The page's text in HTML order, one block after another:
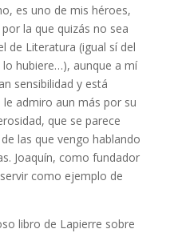
es uno de mis héroes,
la que quizás no sea
de Literatura (igual sí del
hubiere…), aunque a mí
sensibilidad y está
admiro aun más por su
que se parece
las que vengo hablando
Joaquín, como fundador
como ejemplo de
libro de Lapierre sobre